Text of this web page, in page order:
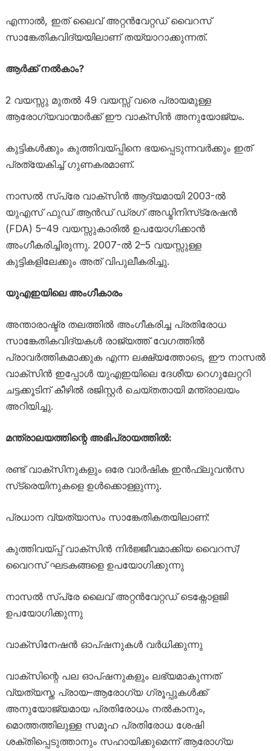
എന്നാൽ, ഇത് ലൈവ് അറ്റൻവേറ്റഡ് വൈറസ്
സാങ്കേതികവിദ്യയിലാണ് തയ്യാറാക്കുന്നത്.
ആർക്ക് നൽകാം?
2 വയസ്സു മുതൽ 49 വയസ്സ് വരെ പ്രായമുള്ള
ആരോഗ്യവാന്മാർക്ക് ഈ വാക്സിൻ അനുയോജ്യം.
കുട്ടികൾക്കും കുത്തിവയ്പ്പിനെ ഭയപ്പെടുന്നവർക്കും ഇത്
പ്രത്യേകിച്ച് ഗുണകരമാണ്.
നാസൽ സ്പ്രേ വാക്സിൻ ആദ്യമായി 2003-ൽ
യുഎസ് ഫുഡ് ആൻഡ് ഡ്രഗ് അഡ്മിനിസ്‌ട്രേഷൻ
(FDA) 5–49 വയസ്സുകാരിൽ ഉപയോഗിക്കാൻ
അംഗീകരിച്ചിരുന്നു. 2007-ൽ 2–5 വയസ്സുള്ള
കുട്ടികളിലേക്കും അത് വിപുലീകരിച്ചു.
യുഎഇയിലെ അംഗീകാരം
അന്താരാഷ്ട്ര തലത്തിൽ അംഗീകരിച്ച പ്രതിരോധ
സാങ്കേതികവിദ്യകൾ രാജ്യത്ത് വേഗത്തിൽ
പ്രാവർത്തികമാക്കുക എന്ന ലക്ഷ്യത്തോടെ, ഈ നാസൽ
വാക്സിൻ ഇപ്പോൾ യുഎഇയിലെ ദേശീയ റെഗുലേറ്ററി
ചട്ടക്കൂടിന് കീഴിൽ രജിസ്റ്റർ ചെയ്തതായി മന്ത്രാലയം
അറിയിച്ചു.
മന്ത്രാലയത്തിന്റെ അഭിപ്രായത്തിൽ:
രണ്ട് വാക്സിനുകളും ഒരേ വാർഷിക ഇൻഫ്ലുവൻസ
സ്‌ട്രെയിനുകളെ ഉൾക്കൊള്ളുന്നു.
പ്രധാന വ്യത്യാസം സാങ്കേതികതയിലാണ്:
കുത്തിവയ്പ്പ് വാക്സിൻ നിർജ്ജീവമാക്കിയ വൈറസ്/
വൈറസ് ഘടകങ്ങളെ ഉപയോഗിക്കുന്നു
നാസൽ സ്പ്രേ ലൈവ് അറ്റൻവേറ്റഡ് ടെക്നോളജി
ഉപയോഗിക്കുന്നു
വാക്സിനേഷൻ ഓപ്ഷനുകൾ വർധിക്കുന്നു
വാക്സിന്റെ പല ഓപ്ഷനുകളും ലഭ്യമാകുന്നത്
വ്യത്യസ്ത പ്രായ–ആരോഗ്യ ഗ്രൂപ്പുകൾക്ക്
അനുയോജ്യമായ പ്രതിരോധം നൽകാനും,
മൊത്തത്തിലുള്ള സമൂഹ പ്രതിരോധ ശേഷി
ശക്തിപ്പെടുത്താനും സഹായിക്കുമെന്ന് ആരോഗ്യ